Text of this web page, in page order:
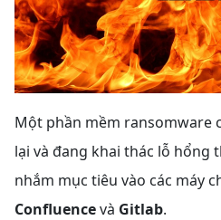
Một phần mềm ransomware
lại và đang khai thác lỗ hổng
nhắm mục tiêu vào các máy
Confluencevà Gitlab.